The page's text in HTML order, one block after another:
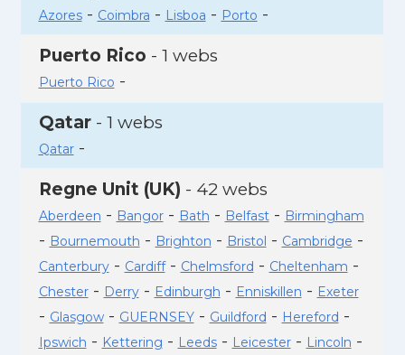
Azores- Coimbra - Lisboa - Porto -
Puerto Rico - 1 webs
Puerto Rico -
Qatar- 1 webs
Qatar-
Regne Unit (UK) - 42 webs
Aberdeen - Bangor- Bath - Belfast- Birmingham
- Bournemouth - Brighton - Bristol - Cambridge -
Canterbury- Cardiff- Chelmsford - Cheltenham -
Chester- Derry- Edinburgh - Enniskillen - Exeter
- Glasgow- GUERNSEY- Guildford - Hereford -
Ipswich - Kettering - Leeds- Leicester- Lincoln -